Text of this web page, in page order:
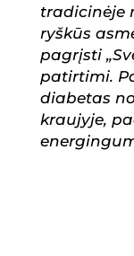
tradicinėje
ryškūs
pagrįsti
patirtimi.
diabetas
kraujyje,